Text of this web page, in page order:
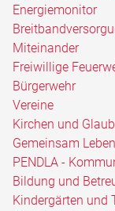
Energiemonitor
Miteinander
Freiwillige
Bürgerwehr
Vereine
Kirchen und
Gemeinsam
PENDLA -
Bildung und
Kindergärten und